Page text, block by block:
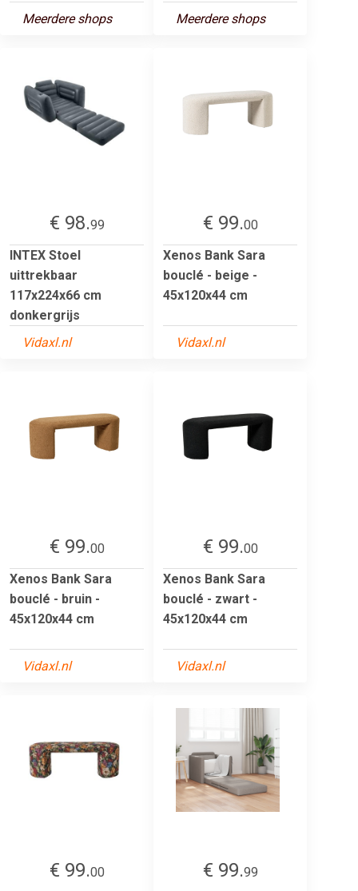
Meerdere shops
Meerdere shops
€ 98.99
INTEX Stoel
uittrekbaar
117x224x66 cm
donkergrijs
Vidaxl.nl
€ 99.00
Xenos Bank Sara
bouclé - beige -
45x120x44 cm
Vidaxl.nl
€ 99.00
Xenos Bank Sara
bouclé - bruin -
45x120x44 cm
Vidaxl.nl
€ 99.00
Xenos Bank Sara
bouclé - zwart -
45x120x44 cm
Vidaxl.nl
€ 99.00 € 99.99